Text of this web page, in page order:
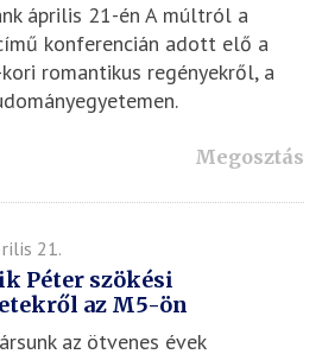
április 21-én A múltról a
konferencián adott elő a
romantikus regényekről, a
Megosztás
21.
Péter szökési
az M5-ön
az ötvenes évek